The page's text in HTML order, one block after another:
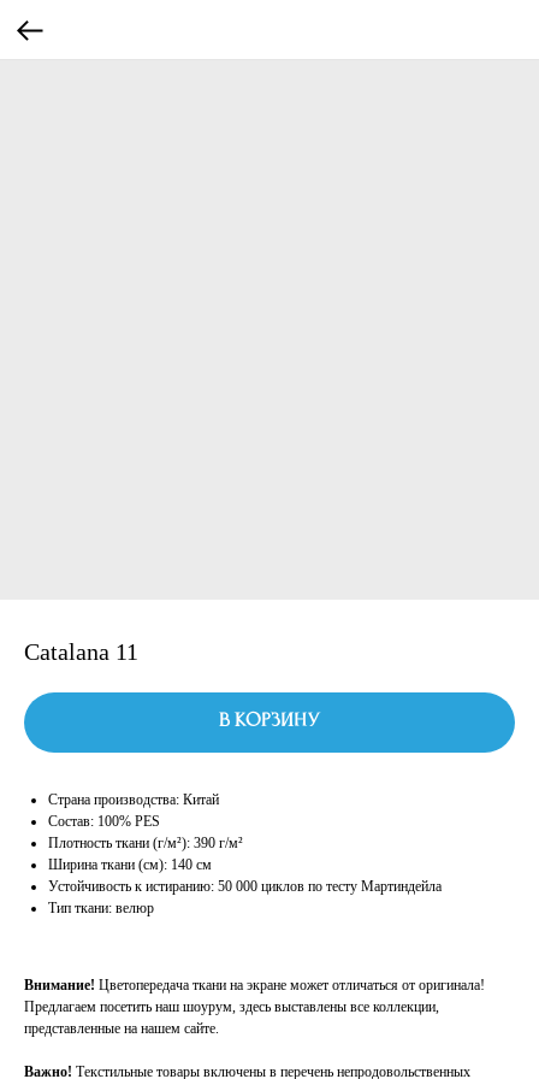
Catalana 11
В корзину
Страна производства: Китай
Состав: 100% PES
Плотность ткани (г/м²): 390 г/м²
Ширина ткани (см): 140 см
Устойчивость к истиранию: 50 000 циклов по тесту Мартиндейла
Тип ткани: велюр
Внимание! Цветопередача ткани на экране может отличаться от оригинала!
Предлагаем посетить наш шоурум, здесь выставлены все коллекции,
представленные на нашем сайте.
Важно! Текстильные товары включены в перечень непродовольственных